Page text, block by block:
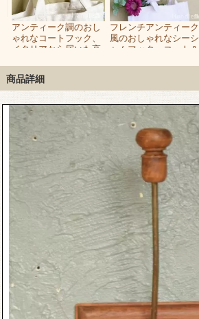
アンティーク調のおし
ゃれなコートフック、
イタリアから届いた高
ー
フレンチアンティーク
風のおしゃれなシーシ
ャムフック、コート＆
(GY)
商品詳細